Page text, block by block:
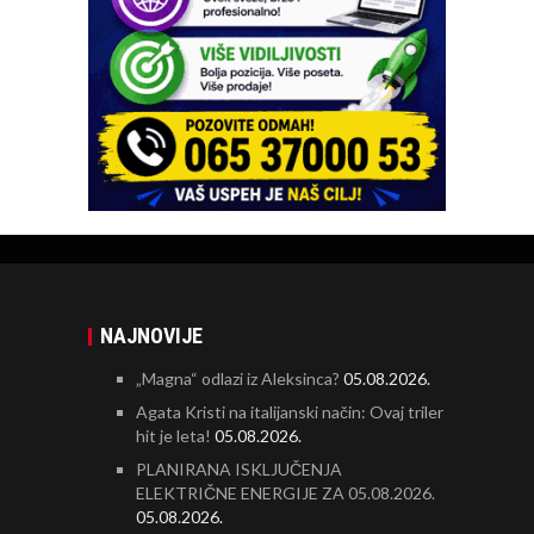
NAJNOVIJE
„Magna“ odlazi iz Aleksinca? 05.08.2026.
Agata Kristi na italijanski način: Ovaj triler
hit je leta! 05.08.2026.
PLANIRANA ISKLJUČENJA
ELEKTRIČNE ENERGIJE ZA 05.08.2026.
05.08.2026.